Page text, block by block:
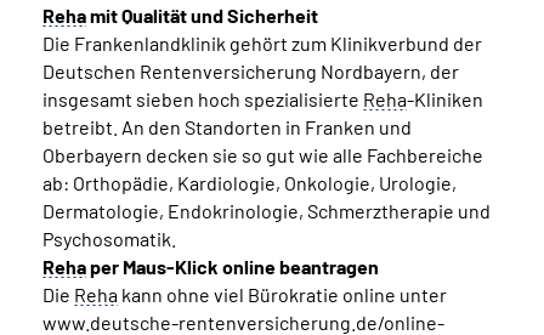
Rehamit Qualität und Sicherheit
Die Frankenlandklinik gehört zum Klinikverbund der
Deutschen Rentenversicherung Nordbayern, der
insgesamt sieben hoch spezialisierte Reha-Kliniken
betreibt. An den Standorten in Franken und
Oberbayern decken sie so gut wie alle Fachbereiche
ab: Orthopädie, Kardiologie, Onkologie, Urologie,
Dermatologie, Endokrinologie, Schmerztherapie und
Psychosomatik.
Rehaper Maus-Klick online beantragen
Die Reha kann ohne viel Bürokratie online unter
www.deutsche-rentenversicherung.de/online-